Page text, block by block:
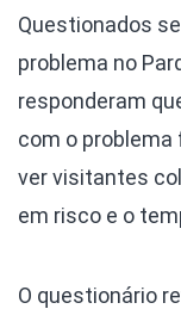
Questionados
problema no
responderam
com o problema
ver visitantes
em risco e o
O questionário